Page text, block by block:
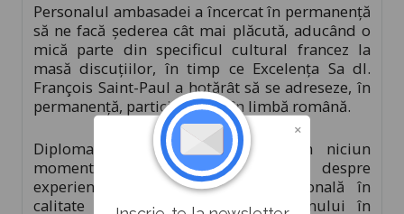
Personalul ambasadei a încercat în permanență
să ne facă șederea cât mai plăcută, aducând o
mică parte din specificul cultural francez la
masă discuțiilor, în timp ce Excelența Sa dl.
François Saint-Paul a hotărât să se adreseze, în
permanență, participanților în limbă română.
Diplomatul francez nu a ezitat în niciun
moment să le vorbească tinerilor despre
experiența sa personală și profesională în
calitate de reprezentant al Hexagonului în